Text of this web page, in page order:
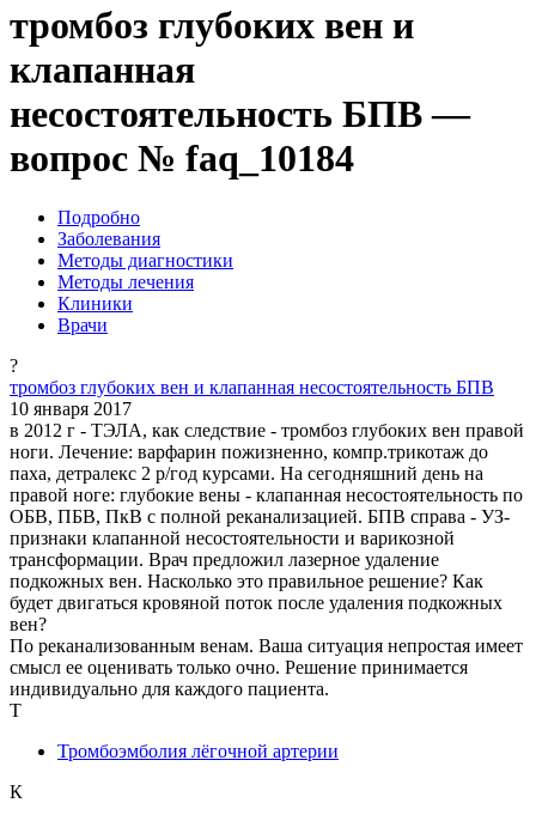
тромбоз глубоких вен и
клапанная
несостоятельность БПВ —
вопрос № faq_10184
Подробно
Заболевания
Методы диагностики
Методы лечения
Клиники
Врачи
?
тромбоз глубоких вен и клапанная несостоятельность БПВ
10 января 2017
в 2012 г - ТЭЛА, как следствие - тромбоз глубоких вен правой
ноги. Лечение: варфарин пожизненно, компр.трикотаж до
паха, детралекс 2 р/год курсами. На сегодняшний день на
правой ноге: глубокие вены - клапанная несостоятельность по
ОБВ, ПБВ, ПкВ с полной реканализацией. БПВ справа - УЗ-
признаки клапанной несостоятельности и варикозной
трансформации. Врач предложил лазерное удаление
подкожных вен. Насколько это правильное решение? Как
будет двигаться кровяной поток после удаления подкожных
вен?
По реканализованным венам. Ваша ситуация непростая имеет
смысл ее оценивать только очно. Решение принимается
индивидуально для каждого пациента.
Т
Тромбоэмболия лёгочной артерии
К